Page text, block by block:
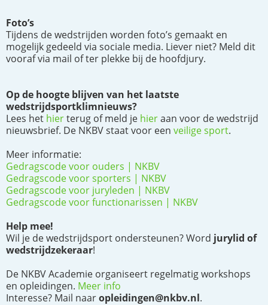
Foto’s
Tijdens de wedstrijden worden foto’s gemaakt en
mogelijk gedeeld via sociale media. Liever niet? Meld dit
vooraf via mail of ter plekke bij de hoofdjury.
Op de hoogte blijven van het laatste
wedstrijdsportklimnieuws?
Lees het hierterug of meld je hieraan voor de wedstrijd
nieuwsbrief. De NKBV staat voor een veilige sport.
Meer informatie:
Gedragscode voor ouders | NKBV
Gedragscode voor sporters | NKBV
Gedragscode voor juryleden | NKBV
Gedragscode voor functionarissen | NKBV
Help mee!
Wil je de wedstrijdsport ondersteunen? Word jurylid of
wedstrijdzekeraar!
De NKBV Academie organiseert regelmatig workshops
en opleidingen. Meer info
Interesse? Mail naaropleidingen@nkbv.nl.